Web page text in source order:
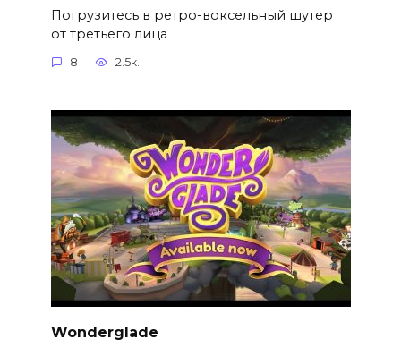
Погрузитесь в ретро-воксельный шутер
от третьего лица
8 2.5к.
Wonderglade